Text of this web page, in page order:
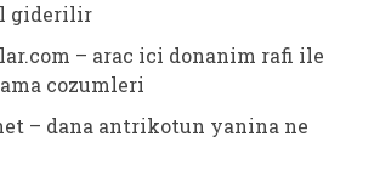
giderilir
– arac ici donanim rafi ile
cozumleri
– dana antrikotun yanina ne